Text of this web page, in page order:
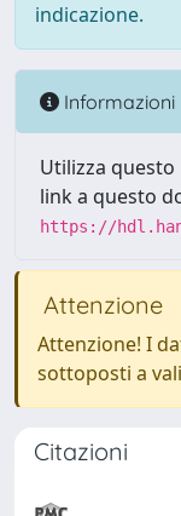
indicazione.
Informazioni
Utilizza
link a questo
https://
Attenzione
Attenzione! I
sottoposti a
Citazioni